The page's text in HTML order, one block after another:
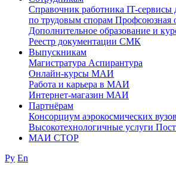
Cправочник работника IT-сервисы
по трудовым спорам Профсоюзная
Дополнительное образование и
Реестр документации СМК
Выпускникам
Магистратура Аспирантура
Онлайн-курсы МАИ
Работа и карьера в МАИ
Интернет-магазин МАИ
Партнёрам
Консорциум аэрокосмических
Высокотехнологичные услуги
МАИ СТОР
Ру En